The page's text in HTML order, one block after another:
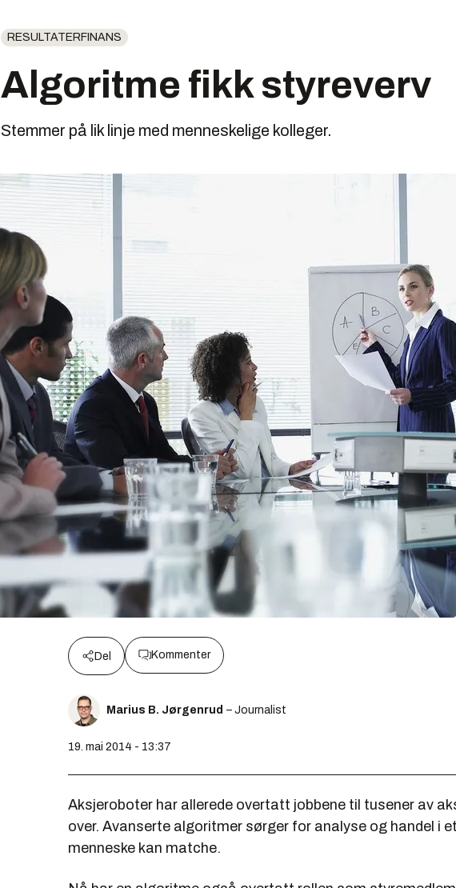
RESULTATERFINANS
Algoritme fikk styreverv
Stemmer på lik linje med menneskelige kolleger.
Del Kommenter
Marius B. Jørgenrud – Journalist
19. mai 2014 - 13:37
Aksjeroboter har allerede overtatt jobbene til tusener av
over. Avanserte algoritmer sørger for analyse og handel i
menneske kan matche.